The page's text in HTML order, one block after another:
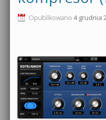
Produkcja muzyczna od
Sound Forge od podstaw
Dubstep z syntezatorem
Kontakt 5 Kompendium
0dB.pl - informacje
Materiały dla mediów
Archiwum aktualności
Polityka prywatności
Opublikowano 4 grudnia